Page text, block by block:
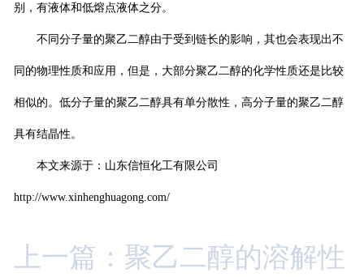
别，有液体和低熔点液体之分。
不同分子量的聚乙二醇由于受到链长的影响，其也会表现出不
同的物理性质和应用，但是，大部分聚乙二醇的化学性质还是比较
相似的。低分子量的聚乙二醇具有单分散性，高分子量的聚乙二醇
具有结晶性。
本文来源于：山东信恒化工有限公司
http://www.xinhenghuagong.com/
上一篇：聚乙二醇的溶解性